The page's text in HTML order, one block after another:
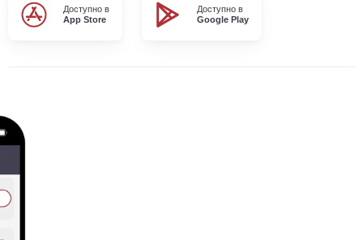
Доступно в
App Store
Доступно в
Google Play